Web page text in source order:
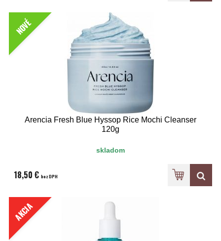
NOVÉ
Arencia Fresh Blue Hyssop Rice Mochi Cleanser
120g
skladom
18,50 € bez DPH
AKCIA